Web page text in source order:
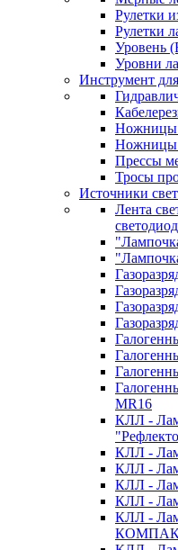
Рулетки
Рулетки
Уровень
Уровни
Инструмент
Ножницы
Ножницы
Прессы
Тросы
Источники
Лента
MR16
КЛЛ -
КЛЛ -
КЛЛ -
КЛЛ -
КЛЛ -
КЛЛ -